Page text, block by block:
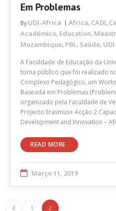
Em Problemas
By UDI-Africa Africa, CADI,
Académico, Education,
Mozambique, PBL, Saúde,
A Faculdade de Educação da
torna público que foi realizado
Complexo Pedagógico, um
Baseada em Problemas
organizado pela Faculdade de
Projecto Erasmus+ Acção 2
Development and Innovation –
READ MORE
Março 11, 2019
1 2